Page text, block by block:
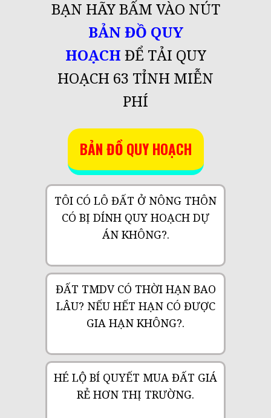
BẠN HÃY BẤM VÀO NÚT
BẢN ĐỒ QUY
HOẠCH ĐỂ TẢI QUY
HOẠCH 63 TỈNH MIỄN
PHÍ
BẢN ĐỒ QUY HOẠCH
TÔI CÓ LÔ ĐẤT Ở NÔNG THÔN
CÓ BỊ DÍNH QUY HOẠCH DỰ
ÁN KHÔNG?.
ĐẤT TMDV CÓ THỜI HẠN BAO
LÂU? NẾU HẾT HẠN CÓ ĐƯỢC
GIA HẠN KHÔNG?.
HÉ LỘ BÍ QUYẾT MUA ĐẤT GIÁ
RẺ HƠN THỊ TRƯỜNG.